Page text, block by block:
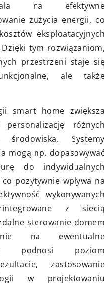
na efektywne
zużycia energii, co
eksploatacyjnych
tym rozwiązaniom,
przestrzeni staje się
ale także
smart home zwiększa
różnych
środowiska. Systemy
mogą np. dopasowywać
do indywidualnych
pozytywnie wpływa na
wykonywanych
z siecią
sterowanie domem
na ewentualne
podnosi poziom
zastosowanie
w projektowaniu